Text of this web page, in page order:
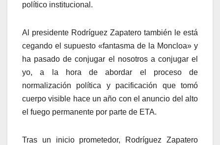
polí­tico institucional.
Al presidente Rodrí­guez Zapatero también le está
cegando el supuesto «fantasma de la Moncloa» y
ha pasado de conjugar el nosotros a conjugar el
yo, a la hora de abordar el proceso de
normalización polí­tica y pacificación que tomó
cuerpo visible hace un año con el anuncio del alto
el fuego permanente por parte de ETA.
Tras un inicio prometedor, Rodrí­guez Zapatero